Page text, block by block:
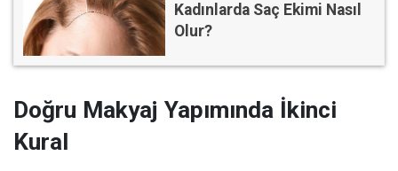
Kadınlarda Saç Ekimi Nasıl
Olur?
Doğru Makyaj Yapımında İkinci
Kural